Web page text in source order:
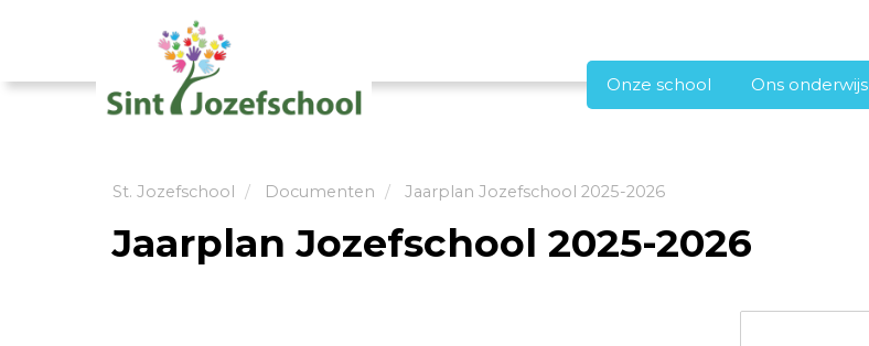
Onze school Ons onderwijs
St. Jozefschool Documenten Jaarplan Jozefschool 2025-2026
Jaarplan Jozefschool 2025-2026